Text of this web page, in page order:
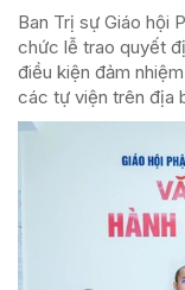
Ban Trị sự Giáo hội
chức lễ trao quyết
điều kiện đảm
các tự viện trên địa